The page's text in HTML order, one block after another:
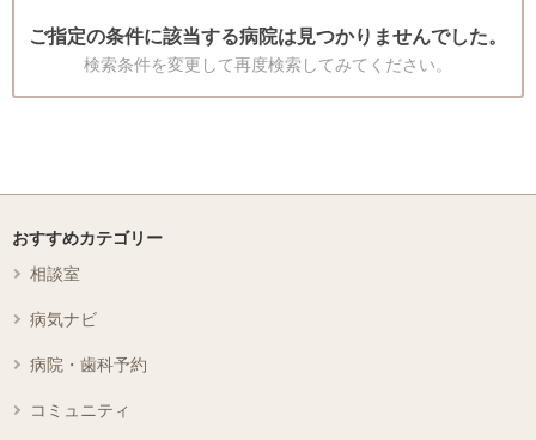
ご指定の条件に該当する病院は見つかりませんでした。
検索条件を変更して再度検索してみてください。
おすすめカテゴリー
相談室
病気ナビ
病院・歯科予約
コミュニティ